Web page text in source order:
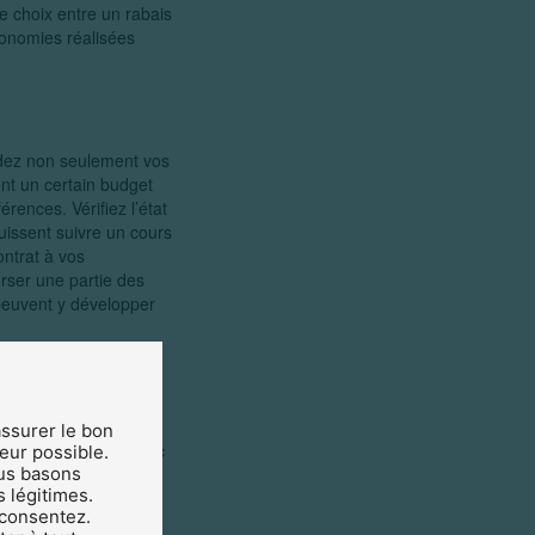
choix entre un rabais
réalisées
non seulement vos
un certain budget
Vérifiez l’état
suivre un cours
à vos
une partie des
y développer
ou non. En tant
privés. C’est donc
collaborateurs.
le bon
possible.
basons
légitimes.